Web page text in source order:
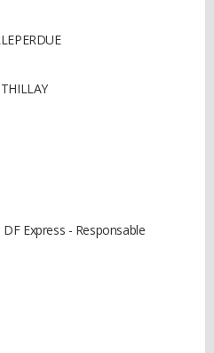
Express - Responsable